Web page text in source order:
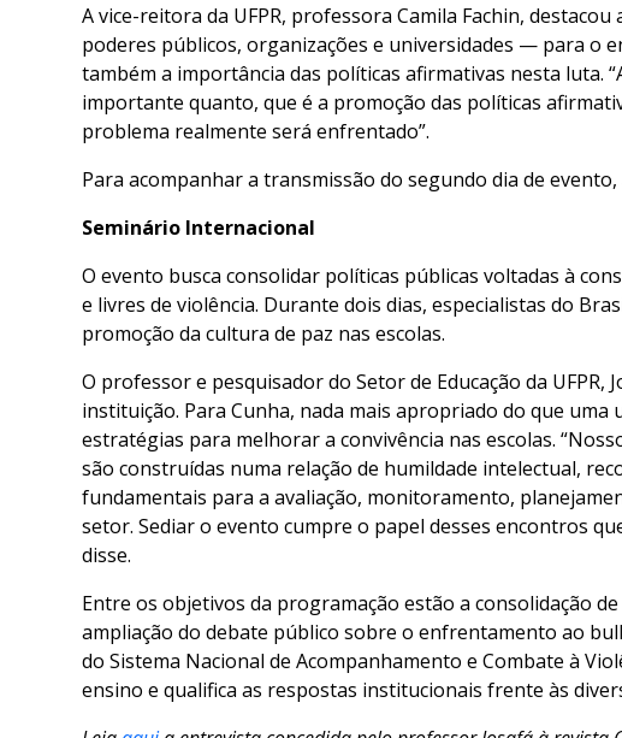
A vice-reitora da UFPR, professora Camila Fachin,
poderes públicos, organizações e universidades — para o
também a importância das políticas afirmativas nesta luta.
importante quanto, que é a promoção das políticas
problema realmente será enfrentado”.
Para acompanhar a transmissão do segundo dia de evento,
Seminário Internacional
O evento busca consolidar políticas públicas voltadas à
e livres de violência. Durante dois dias, especialistas do
promoção da cultura de paz nas escolas.
O professor e pesquisador do Setor de Educação da
instituição. Para Cunha, nada mais apropriado do que
estratégias para melhorar a convivência nas escolas.
são construídas numa relação de humildade intelectual,
fundamentais para a avaliação, monitoramento,
setor. Sediar o evento cumpre o papel desses encontros
disse.
Entre os objetivos da programação estão a consolidação de
ampliação do debate público sobre o enfrentamento ao
do Sistema Nacional de Acompanhamento e Combate à
ensino e qualifica as respostas institucionais frente às